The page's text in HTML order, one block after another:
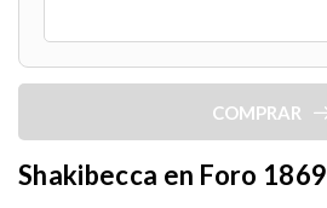
COMPRAR
Shakibecca en Foro 1869